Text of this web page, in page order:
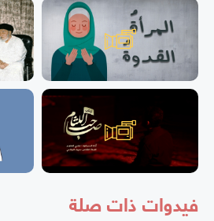
فيدوات ذات صلة